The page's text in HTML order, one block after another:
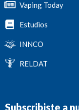
Vaping Today
Estudios
INNCO
RELDAT
Subscribiste a